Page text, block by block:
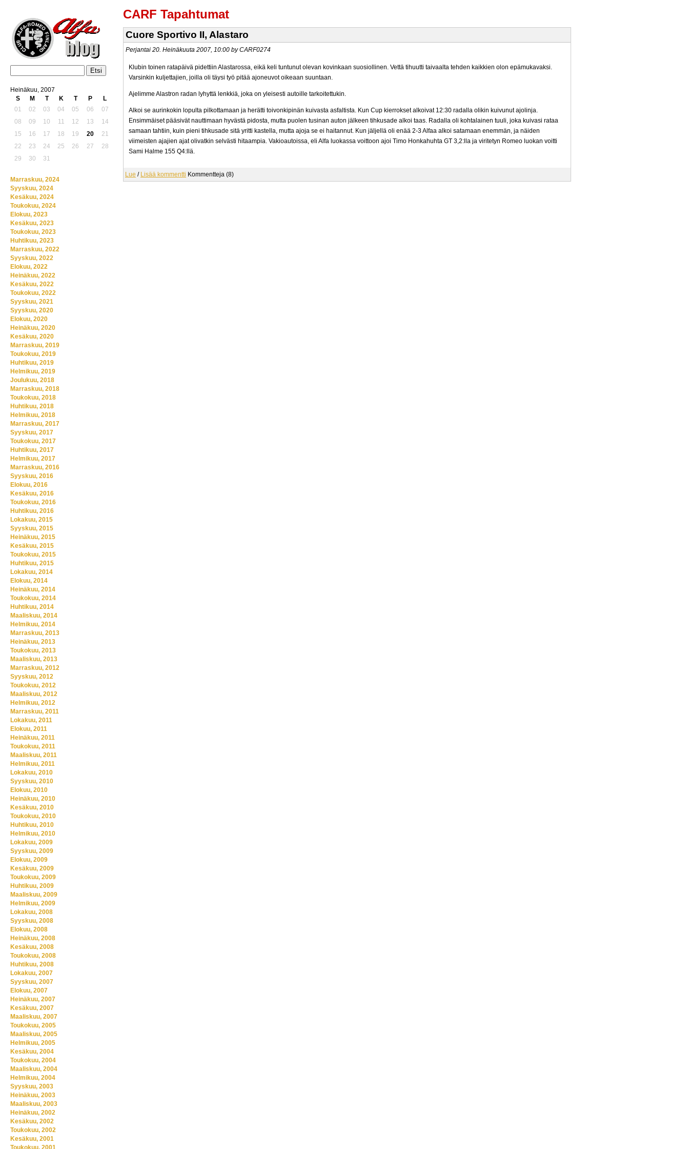
CARF Tapahtumat
Cuore Sportivo II, Alastaro
Perjantai 20. Heinäkuuta 2007, 10:00 by CARF0274
Klubin toinen ratapäivä pidettiin Alastarossa, eikä keli tuntunut olevan kovinkaan suosiollinen. Vettä tihuutti taivaalta tehden kaikkien olon epämukavaksi.
Varsinkin kuljettajien, joilla oli täysi työ pitää ajoneuvot oikeaan suuntaan.
Ajelimme Alastron radan lyhyttä lenkkiä, joka on yleisesti autoille tarkoitettukin.
Alkoi se aurinkokin lopulta pilkottamaan ja herätti toivonkipinän kuivasta asfaltista. Kun Cup kierrokset alkoivat 12:30 radalla olikin kuivunut ajolinja.
Ensimmäiset pääsivät nauttimaan hyvästä pidosta, mutta puolen tusinan auton jälkeen tihkusade alkoi taas. Radalla oli kohtalainen tuuli, joka kuivasi rataa
samaan tahtiin, kuin pieni tihkusade sitä yritti kastella, mutta ajoja se ei haitannut. Kun jäljellä oli enää 2-3 Alfaa alkoi satamaan enemmän, ja näiden
viimeisten ajajien ajat olivatkin selvästi hitaampia. Vakioautoissa, eli Alfa luokassa voittoon ajoi Timo Honkahuhta GT 3,2:lla ja viritetyn Romeo luokan voitti
Sami Halme 155 Q4:llä.
Lue / Lisää kommentti Kommentteja (8)
Heinäkuu, 2007
S
M T K T P
L
01
02 03 04 05 06
07
08
09 10 11 12 13
14
15
16 17 18 19 20
21
22
23 24 25 26 27
28
29
30 31
Marraskuu, 2024
Syyskuu, 2024
Kesäkuu, 2024
Toukokuu, 2024
Elokuu, 2023
Kesäkuu, 2023
Toukokuu, 2023
Huhtikuu, 2023
Marraskuu, 2022
Syyskuu, 2022
Elokuu, 2022
Heinäkuu, 2022
Kesäkuu, 2022
Toukokuu, 2022
Syyskuu, 2021
Syyskuu, 2020
Elokuu, 2020
Heinäkuu, 2020
Kesäkuu, 2020
Marraskuu, 2019
Toukokuu, 2019
Huhtikuu, 2019
Helmikuu, 2019
Joulukuu, 2018
Marraskuu, 2018
Toukokuu, 2018
Huhtikuu, 2018
Helmikuu, 2018
Marraskuu, 2017
Syyskuu, 2017
Toukokuu, 2017
Huhtikuu, 2017
Helmikuu, 2017
Marraskuu, 2016
Syyskuu, 2016
Elokuu, 2016
Kesäkuu, 2016
Toukokuu, 2016
Huhtikuu, 2016
Lokakuu, 2015
Syyskuu, 2015
Heinäkuu, 2015
Kesäkuu, 2015
Toukokuu, 2015
Huhtikuu, 2015
Lokakuu, 2014
Elokuu, 2014
Heinäkuu, 2014
Toukokuu, 2014
Huhtikuu, 2014
Maaliskuu, 2014
Helmikuu, 2014
Marraskuu, 2013
Heinäkuu, 2013
Toukokuu, 2013
Maaliskuu, 2013
Marraskuu, 2012
Syyskuu, 2012
Toukokuu, 2012
Maaliskuu, 2012
Helmikuu, 2012
Marraskuu, 2011
Lokakuu, 2011
Elokuu, 2011
Heinäkuu, 2011
Toukokuu, 2011
Maaliskuu, 2011
Helmikuu, 2011
Lokakuu, 2010
Syyskuu, 2010
Elokuu, 2010
Heinäkuu, 2010
Kesäkuu, 2010
Toukokuu, 2010
Huhtikuu, 2010
Helmikuu, 2010
Lokakuu, 2009
Syyskuu, 2009
Elokuu, 2009
Kesäkuu, 2009
Toukokuu, 2009
Huhtikuu, 2009
Maaliskuu, 2009
Helmikuu, 2009
Lokakuu, 2008
Syyskuu, 2008
Elokuu, 2008
Heinäkuu, 2008
Kesäkuu, 2008
Toukokuu, 2008
Huhtikuu, 2008
Lokakuu, 2007
Syyskuu, 2007
Elokuu, 2007
Heinäkuu, 2007
Kesäkuu, 2007
Maaliskuu, 2007
Toukokuu, 2005
Maaliskuu, 2005
Helmikuu, 2005
Kesäkuu, 2004
Toukokuu, 2004
Maaliskuu, 2004
Helmikuu, 2004
Syyskuu, 2003
Heinäkuu, 2003
Maaliskuu, 2003
Heinäkuu, 2002
Kesäkuu, 2002
Toukokuu, 2002
Kesäkuu, 2001
Toukokuu, 2001